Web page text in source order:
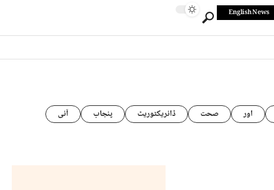
English News
اور صحت ڈائریکٹوریٹ پنجاب
آئی